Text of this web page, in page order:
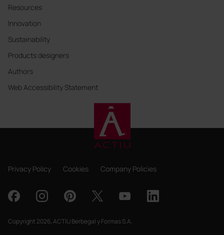
Resources
Innovation
Sustainability
Products designers
Authors
Web Accessibility Statement
Privacy Policy Cookies Company Policies
Copyright 2026, ACTIU Berbegal y Formas S.A.